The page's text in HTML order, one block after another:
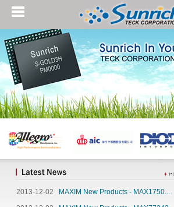
2013-12-02
MAXIM New Products - MAX1750...